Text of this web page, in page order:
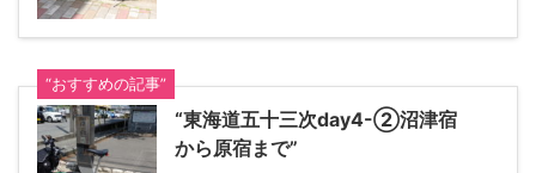
“おすすめの記事”
“東海道五十三次day4-②沼津宿
から原宿まで”